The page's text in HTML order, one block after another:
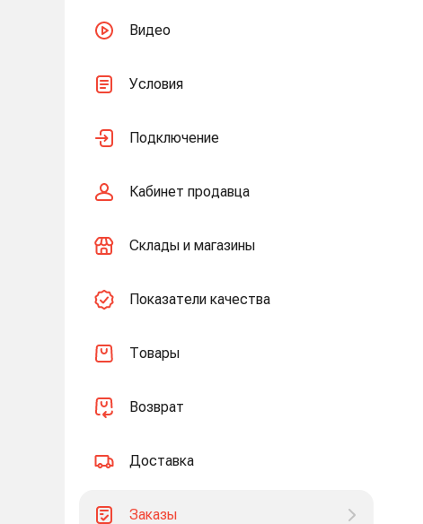
Видео
Условия
Подключение
Кабинет продавца
Склады и магазины
Показатели качества
Товары
Возврат
Доставка
Заказы